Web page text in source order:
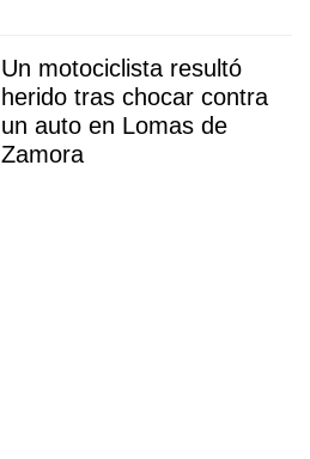
Un motociclista resultó
herido tras chocar contra
un auto en Lomas de
Zamora